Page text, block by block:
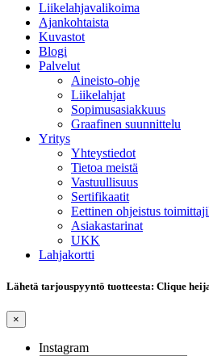
Liikelahjavalikoima
Ajankohtaista
Kuvastot
Blogi
Palvelut
Aineisto-ohje
Liikelahjat
Sopimusasiakkuus
Graafinen suunnittelu
Yritys
Yhteystiedot
Tietoa meistä
Vastuullisuus
Sertifikaatit
Eettinen ohjeistus
Asiakastarinat
UKK
Lahjakortti
Lähetä tarjouspyyntö tuotteesta: Clique
×
Instagram